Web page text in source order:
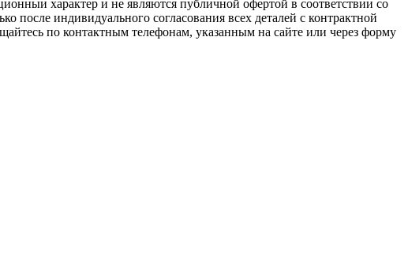
характер и не являются публичной офертой в соответствии со
после индивидуального согласования всех деталей с контрактной
по контактным телефонам, указанным на сайте или через форму